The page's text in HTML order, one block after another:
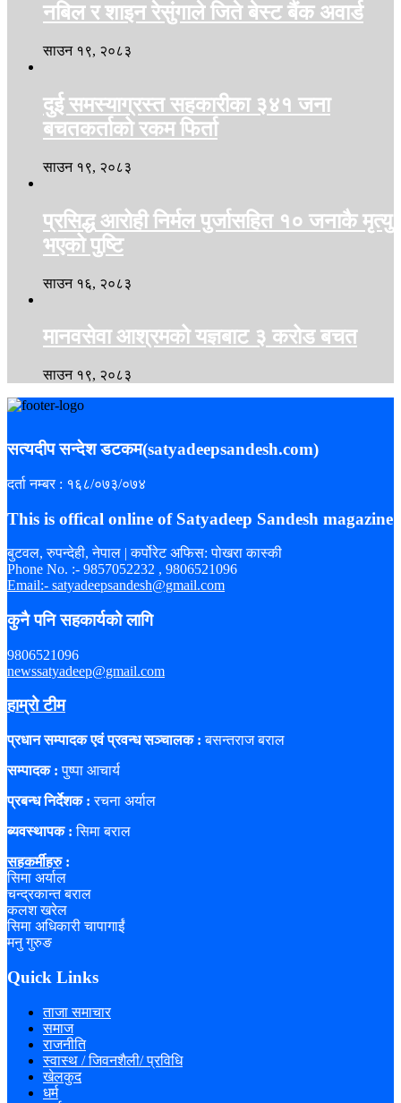
नबिल र शाइन रेसुंगाले जिते बेस्ट बैंक अवार्ड
साउन १९, २०८३
दुई समस्याग्रस्त सहकारीका ३४१ जना
बचतकर्ताको रकम फिर्ता
साउन १९, २०८३
प्रसिद्ध आरोही निर्मल पुर्जासहित १० जनाकै मृत्यु
भएको पुष्टि
साउन १६, २०८३
मानवसेवा आश्रमको यज्ञबाट ३ करोड बचत
साउन १९, २०८३
सत्यदीप सन्देश डटकम(satyadeepsandesh.com)
दर्ता नम्बर : १६८/०७३/०७४
This is offical online of Satyadeep Sandesh magazine
बुटवल, रुपन्देही, नेपाल | कर्पोरेट अफिस: पोखरा कास्की
Phone No. :- 9857052232 , 9806521096
Email:- satyadeepsandesh@gmail.com
कुनै पनि सहकार्यको लागि
9806521096
newssatyadeep@gmail.com
हाम्रो टीम
प्रधान सम्पादक एवं प्रवन्ध सञ्चालक : बसन्तराज बराल
सम्पादक : पुष्पा आचार्य
प्रबन्ध निर्देशक : रचना अर्याल
ब्यवस्थापक : सिमा बराल
सहकर्मीहरु:
सिमा अर्याल
चन्द्रकान्त बराल
कलश खरेल
सिमा अधिकारी चापागाईं
मनु गुरुङ
Quick Links
ताजा समाचार
समाज
राजनीति
स्वास्थ / जिवनशैली/ प्रविधि
खेलकुद
धर्म